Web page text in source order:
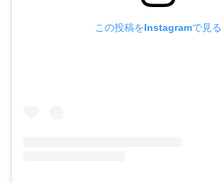
この投稿をInstagramで見る